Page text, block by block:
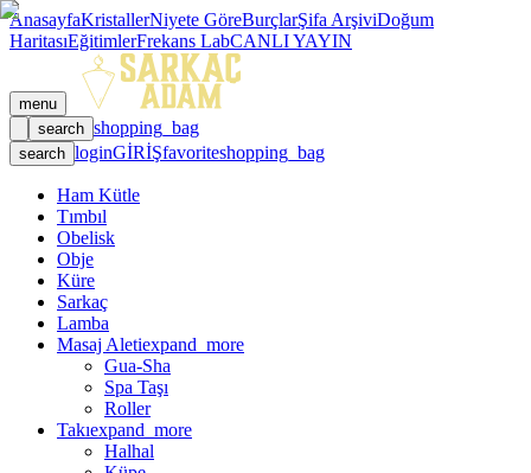
AnasayfaKristallerNiyete GöreBurçlarŞifa ArşiviDoğum
HaritasıEğitimlerFrekans LabCANLI YAYIN
menu
search shopping_bag
search loginGİRİŞfavoriteshopping_bag
Ham Kütle
Tımbıl
Obelisk
Obje
Küre
Sarkaç
Lamba
Masaj Aletiexpand_more
Gua-Sha
Spa Taşı
Roller
Takıexpand_more
Halhal